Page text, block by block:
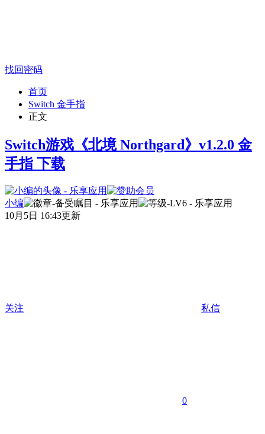
找回密码
首页
Switch 金手指
正文
Switch游戏《北境 Northgard》v1.2.0 金
手指 下载
小编
10月5日 16:43更新
关注 私信
0